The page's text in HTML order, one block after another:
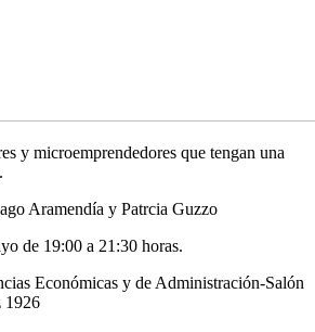
y microemprendedores que tengan una
Aramendía y Patrcia Guzzo
de 19:00 a 21:30 horas.
Económicas y de Administración-Salón
1926